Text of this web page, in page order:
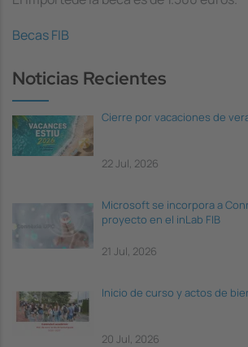
Becas FIB
Noticias Recientes
Cierre por vacaciones de
22 Jul, 2026
Microsoft se incorpora a
proyecto en el inLab FIB
21 Jul, 2026
Inicio de curso y actos de
20 Jul, 2026